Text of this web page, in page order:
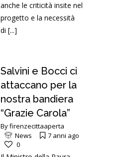
anche le criticità insite nel
progetto e la necessità
di [...]
Salvini e Bocci ci
attaccano per la
nostra bandiera
“Grazie Carola”
Byfirenzecittaaperta
News
7 anni ago
0